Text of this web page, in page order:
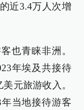
近3.4万人次增
也青睐非洲。
年埃及共接待
元旅游收入。
当地接待游客